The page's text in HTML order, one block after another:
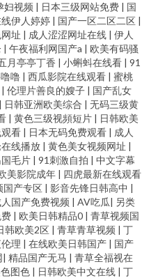
妇视频 | 日本三级网站免费 | 国
伊人婷婷 | 国产一区二区二区 |
址 | 成人涩涩网址在线 | 伊人
| 午夜福利网国产a | 欧美有码骚
月亭亭丁香 | 小蝌蚪在线看 | 91
噜 | 西瓜影院在线观看 | 蜜桃
| 伦理片善良的嫂子 | 国产乱女
| 日韩亚洲欧美综合 | 无码三级黄
| 黄色三级视頻短片 | 日韩欧美
看 | 日本无码免费观看 | 成人
线播放 | 黄色美女视频网址 |
毛片 | 91刺激自拍 | 中文字幕
美影院成年 | 四虎最新在线观看
国产专区 | 影音先锋日韩高中 |
人国产免费视频 | AV吃瓜| 另类
| 欧美日韩精品0 | 青草视频国
韩欧美2区 | 青草青草视频 | 丁
理 | 在线欧美日韩国产 | 国产
| 精品国产无马 | 青草全福视在
图色 | 日韩欧美中文在线 | 丁